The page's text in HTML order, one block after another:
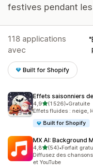
festives pendant
118 applications
avec
Built for Shopify
Effets saisonniers
4,9étoile(s) sur 5
(1 526)
1526 avis au total
•Gratuite
Effets fluides : neige,
Built for Shopify
MX AI: Background
4,8étoile(s) sur 5
(54)
54 avis au total
•Forfait
Diffusez des
et YouTube